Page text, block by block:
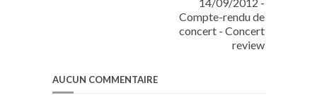
14/09/2012 -
Compte-rendu de
concert - Concert
review
AUCUN COMMENTAIRE